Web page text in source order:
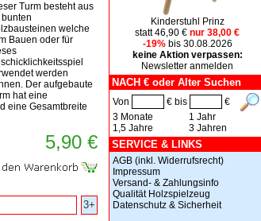
Turm besteht aus
welche
Bauen oder für
werden
Der aufgebaute
hat eine
eine Gesamtbreite
5,90 €
3+
Kinderstuhl Prinz
statt 46,90 € nur 38,00 €
-19%bis 30.08.2026
keine Aktion verpassen:
Newsletter anmelden
NACH € oder Alter Suchen
Von € bis
€
3 Monate
1,5 Jahre
1 Jahr
3 Jahren
SERVICE & LINKS
AGB (inkl. Widerrufsrecht)
Impressum
Versand- & Zahlungsinfo
Qualität Holzspielzeug
Datenschutz & Sicherheit